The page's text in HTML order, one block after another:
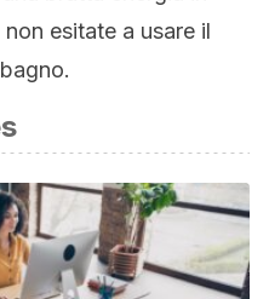
esitate a usare il